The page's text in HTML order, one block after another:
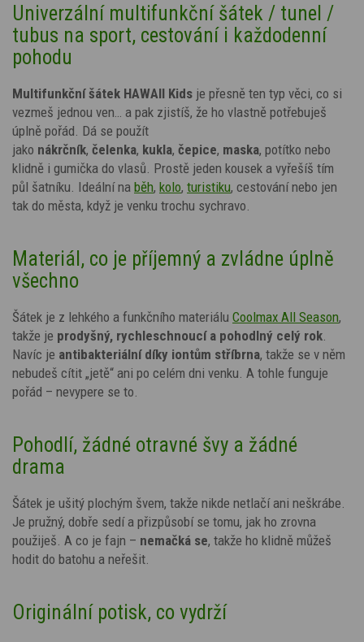
Univerzální multifunkční šátek / tunel /
tubus na sport, cestování i každodenní
pohodu
Multifunkční šátek HAWAII Kids je přesně ten typ věci, co si
vezmeš jednou ven… a pak zjistíš, že ho vlastně potřebuješ
úplně pořád. Dá se použít
jako nákrčník, čelenka, kukla, čepice, maska, potítko nebo
klidně i gumička do vlasů. Prostě jeden kousek a vyřešíš tím
půl šatníku. Ideální na běh, kolo, turistiku, cestování nebo jen
tak do města, když je venku trochu sychravo.
Materiál, co je příjemný a zvládne úplně
všechno
Šátek je z lehkého a funkčního materiálu Coolmax All Season,
takže je prodyšný, rychleschnoucí a pohodlný celý rok
Navíc je antibakteriální díky iontům stříbrna, takže se v něm
nebudeš cítit „jetě“ ani po celém dni venku. A tohle funguje
pořád – nevypere se to.
Pohodlí, žádné otravné švy a žádné
drama
Šátek je ušitý plochým švem, takže nikde netlačí ani neškrábe.
Je pružný, dobře sedí a přizpůsobí se tomu, jak ho zrovna
použiješ. A co je fajn – nemačká se, takže ho klidně můžeš
hodit do batohu a neřešit.
Originální potisk, co vydrží